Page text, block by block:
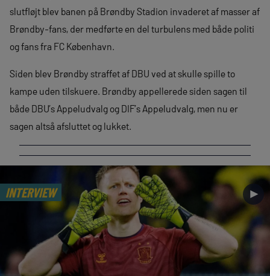
slutfløjt blev banen på Brøndby Stadion invaderet af masser af
Brøndby-fans, der medførte en del turbulens med både politi
og fans fra FC København.
Siden blev Brøndby straffet af DBU ved at skulle spille to
kampe uden tilskuere. Brøndby appellerede siden sagen til
både DBU’s Appeludvalg og DIF’s Appeludvalg, men nu er
sagen altså afsluttet og lukket.
INTERVIEW ►